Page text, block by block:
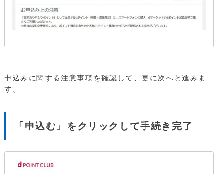
申込みに関する注意事項を確認して、更に次へと進みま
す。
「申込む」をクリックして手続き完了